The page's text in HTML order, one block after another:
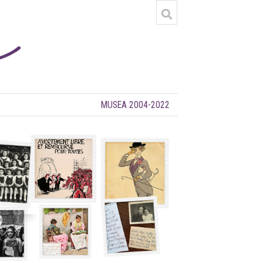
MUSEA 2004-2022